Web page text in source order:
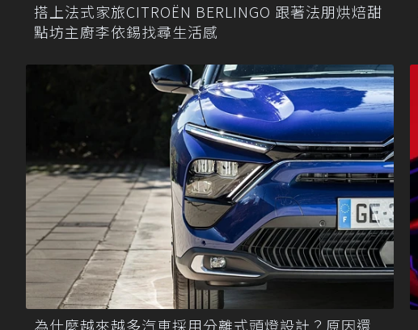
搭上法式家旅CITROËN BERLINGO 跟著法朋烘焙甜
點坊主廚李依錫找尋生活感
為什麼越來越多汽車採用分離式頭燈設計？原因還